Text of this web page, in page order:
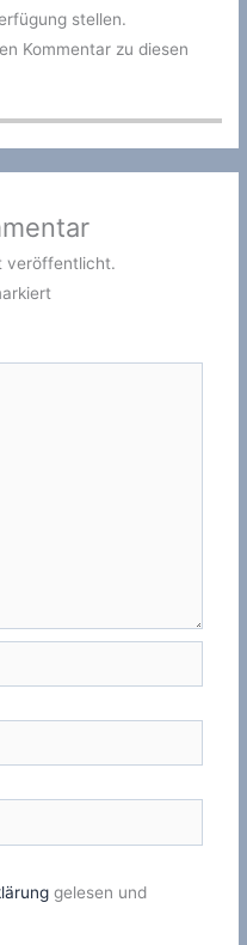
stellen.
Kommentar zu diesen
veröffentlicht.
gelesen und